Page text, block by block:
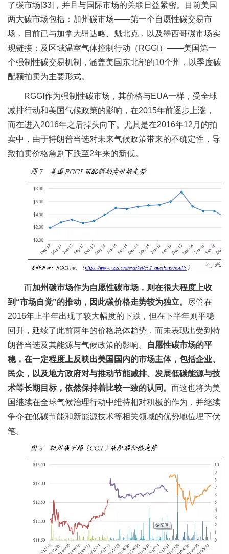
了碳市场[33]，并且与国际市场的关联日益紧密。目前美国
两大碳市场包括：加州碳市场——第一个自愿性碳交易市
场，目前已与加拿大昂达略、魁北克，以及墨西哥碳市场实
现链接；及区域温室气体控制行动（RGGI）——美国第一
个强制性碳交易机制，涵盖美国东北部的10个州，以季度碳
配额拍卖为主要形式。
RGGI作为强制性碳市场，其价格与EUA一样，受全球
减排行动和美国气候政策的影响，在2015年前逐步上涨，
而在进入2016年之后掉头向下。尤其是在2016年12月的拍
卖中，由于特朗普当选对未来气候政策带来的不确定性，导
致拍卖价格急剧下跌至2年来的新低。
而加州碳市场作为自愿性碳市场，则在很大程度上收
到“市场自觉”的推动，因此碳价格走势较为独立。 尽管在
2016年上半年出现了较大幅度的下跌，但在下半年则平稳
回升，延续了此前两年的价格总体趋势，而未表现出受到特
朗普当选及其能源与气候政策的影响。
自愿性碳市场的平
稳，在一定程度上反映出美国国内的市场主体，包括企业、
民众，以及地方政府对与推动节能减排、发展低碳能源与技
术等长期目标，依然保持着比较一致的认同。 而这也将为美
国继续在全球气候治理行动中维持相对积极的作为，并继续
争夺在低碳节能和新能源技术等相关领域的优势地位埋下伏
笔。